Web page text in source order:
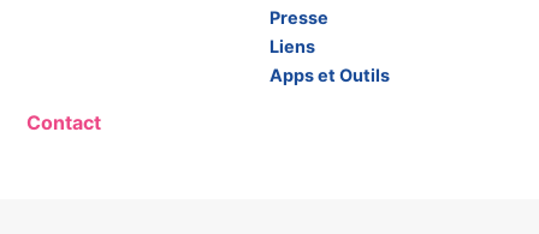
Presse
Liens
Apps et Outils
Contact